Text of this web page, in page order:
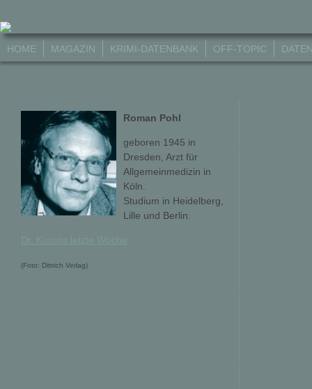
HOME MAGAZIN KRIMI-DATENBANK OFF-TOPIC
Roman Pohl
geboren 1945 in
Dresden, Arzt für
Allgemeinmedizin in
Köln.
Studium in Heidelberg,
Lille und Berlin.
(Foto: Dittrich Verlag)